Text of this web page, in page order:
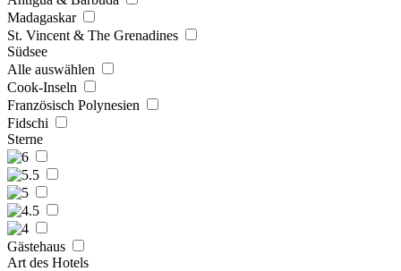
Madagaskar
St. Vincent & The Grenadines
Südsee
Alle auswählen
Cook-Inseln
Französisch Polynesien
Fidschi
Sterne
Gästehaus
Art des Hotels